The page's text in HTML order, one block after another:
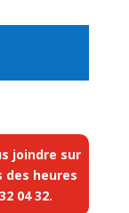
joindre sur
des heures
04 32.